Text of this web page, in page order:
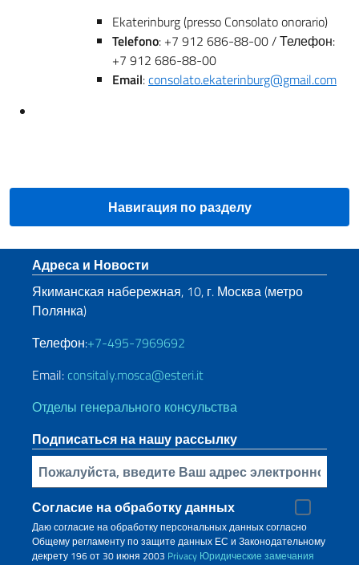
Ekaterinburg (presso Consolato onorario)
Telefono: +7 912 686-88-00 / Телефон:
+7 912 686-88-00
Email:consolato.ekaterinburg@gmail.com
Навигация по разделу
Нижний колонтитул
Адреса и Новости
Якиманская набережная, 10, г. Москва (метро
Полянка)
Телефон:+7-495-7969692
Email: consitaly.mosca@esteri.it
Отделы генерального консульства
Подписаться на нашу рассылку
Bставьте свой адрес электронной почты
Согласие на обработку данных
Даю согласие на обработку персональных данных согласно
Общему регламенту по защите данных ЕС и Законодательному
декрету 196 от 30 июня 2003 Privacy Юридические замечания